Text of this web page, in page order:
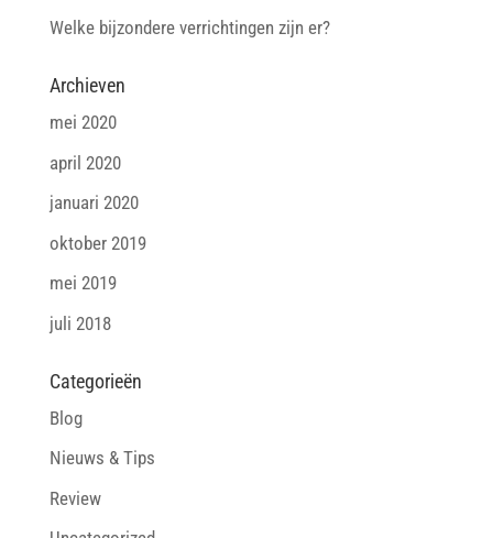
Welke bijzondere verrichtingen zijn er?
Archieven
mei 2020
april 2020
januari 2020
oktober 2019
mei 2019
juli 2018
Categorieën
Blog
Nieuws & Tips
Review